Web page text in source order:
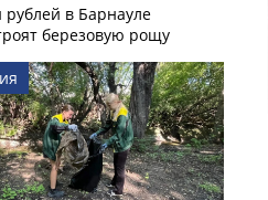
рублей в Барнауле
березовую рощу